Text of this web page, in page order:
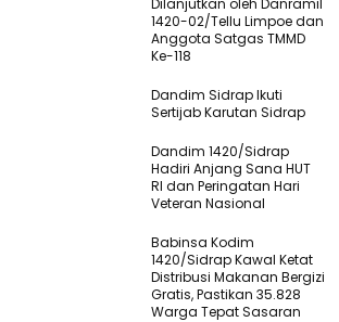
Dilanjutkan oleh Danramil
1420-02/Tellu Limpoe dan
Anggota Satgas TMMD
Ke-118
Dandim Sidrap Ikuti
Sertijab Karutan Sidrap
Dandim 1420/Sidrap
Hadiri Anjang Sana HUT
RI dan Peringatan Hari
Veteran Nasional
Babinsa Kodim
1420/Sidrap Kawal Ketat
Distribusi Makanan Bergizi
Gratis, Pastikan 35.828
Warga Tepat Sasaran